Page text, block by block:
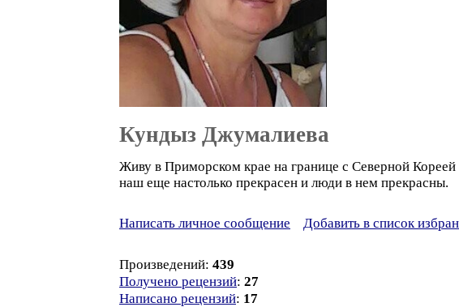
Кундыз Джумалиева
Живу в Приморском крае на границе с Северной
наш еще настолько прекрасен и люди в нем прекрасны.
Написать личное сообщение Добавить в список
Произведений: 439
Получено рецензий: 27
Написано рецензий: 17